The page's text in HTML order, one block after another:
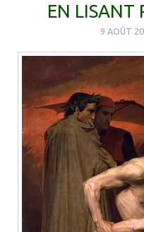
EN LISANT
9 AOÛT